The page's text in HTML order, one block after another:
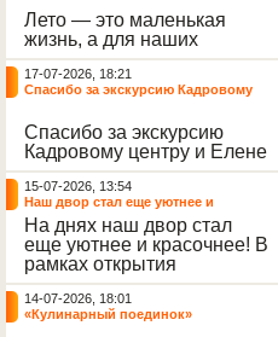
игры выступил наш
воспитанник - Константин
Н., который по праву носит
звание самого читающего
и эрудированного
участника наших
мероприятий.
Лето — это маленькая
жизнь, а для наших
воспитанниц оно
наполнено открытиями. В
один из теплых дней мы
пластилин, книги и конечно
же телефоны, чтобы
отправиться на небольшую
цветочную охоту в
ближайший луг.
17-07-2026, 18:21
Спасибо за экскурсию Кадровому
Спасибо за экскурсию
Кадровому центру и Елене
Романовне за тёплую
встречу.
15-07-2026, 13:54
Наш двор стал еще уютнее и
красочнее!
На днях наш двор стал
еще уютнее и красочнее! В
рамках открытия
Социальной гостиной
нашего Центра, перед
воспитанниками была
14-07-2026, 18:01
«Кулинарный поединок»